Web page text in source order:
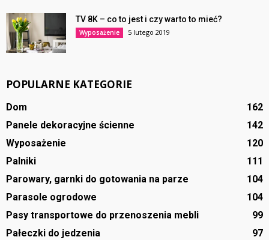
TV 8K – co to jest i czy warto to mieć?
Wyposażenie 5 lutego 2019
POPULARNE KATEGORIE
Dom
162
Panele dekoracyjne ścienne
142
Wyposażenie
120
Palniki
111
Parowary, garnki do gotowania na parze
104
Parasole ogrodowe
104
Pasy transportowe do przenoszenia mebli
99
Pałeczki do jedzenia
97